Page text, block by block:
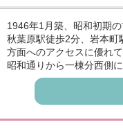
1946年1月築、昭和初期の
秋葉原駅徒歩2分、岩本町
方面へのアクセスに優れて
昭和通りから一棟分西側
アの中でも比較的落ち着
スーパーやコンビニ、飲
利便性良好です。